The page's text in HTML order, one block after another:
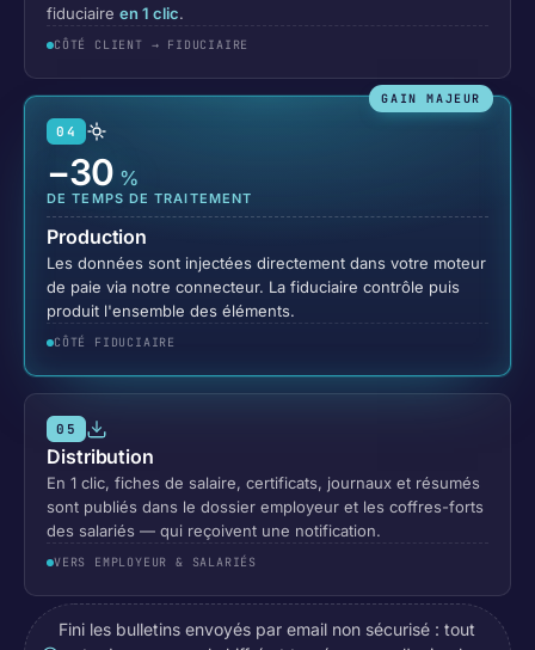
fiduciaire en 1 clic.
CÔTÉ CLIENT → FIDUCIAIRE
GAIN MAJEUR
04
−30 %
DE TEMPS DE TRAITEMENT
Production
Les données sont injectées directement dans votre moteur
de paie via notre connecteur. La fiduciaire contrôle puis
produit l'ensemble des éléments.
CÔTÉ FIDUCIAIRE
05
Distribution
En 1 clic, fiches de salaire, certificats, journaux et résumés
sont publiés dans le dossier employeur et les coffres-forts
des salariés — qui reçoivent une notification.
VERS EMPLOYEUR & SALARIÉS
Fini les bulletins envoyés par email non sécurisé : tout